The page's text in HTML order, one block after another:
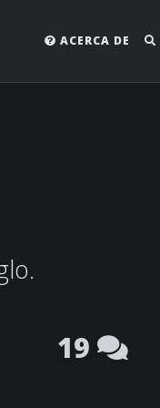
ACERCA DE
19